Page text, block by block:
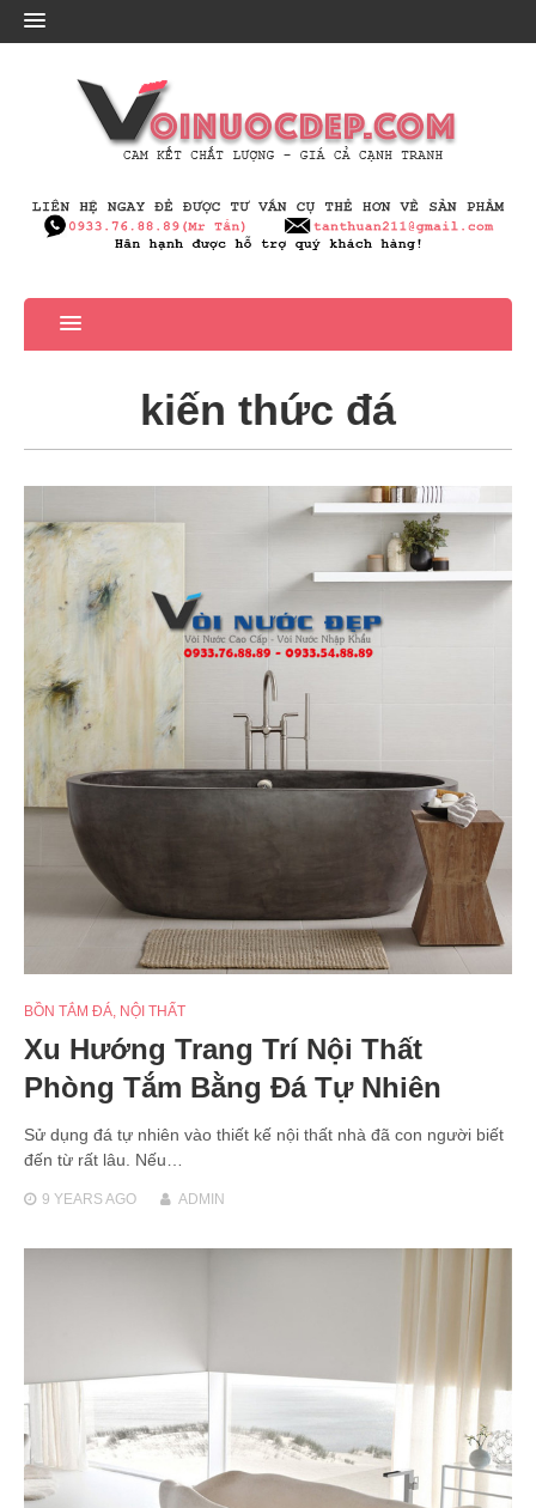
kiến thức đá
BỒN TẮM ĐÁ, NỘI THẤT
Xu Hướng Trang Trí Nội Thất
Phòng Tắm Bằng Đá Tự Nhiên
Sử dụng đá tự nhiên vào thiết kế nội thất nhà đã con người biết
đến từ rất lâu. Nếu…
9 YEARSAGO ADMIN